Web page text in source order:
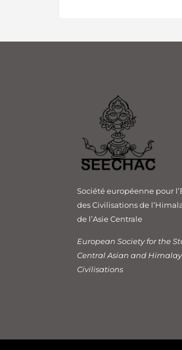
Société européenne pour
des Civilisations de
de l’Asie Centrale
European Society for the
Central Asian and
Civilisations